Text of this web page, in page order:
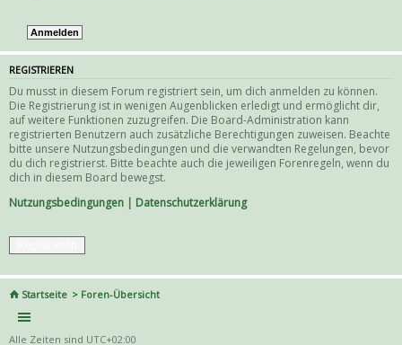
REGISTRIEREN
Du musst in diesem Forum registriert sein, um dich anmelden zu können.
Die Registrierung ist in wenigen Augenblicken erledigt und ermöglicht dir,
auf weitere Funktionen zuzugreifen. Die Board-Administration kann
registrierten Benutzern auch zusätzliche Berechtigungen zuweisen. Beachte
bitte unsere Nutzungsbedingungen und die verwandten Regelungen, bevor
du dich registrierst. Bitte beachte auch die jeweiligen Forenregeln, wenn du
dich in diesem Board bewegst.
Nutzungsbedingungen | Datenschutzerklärung
Startseite Foren-Übersicht
Alle Zeiten sind UTC+02:00